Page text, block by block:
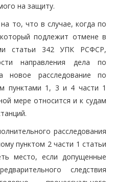
на защиту.
то, что в случае, когда по
подлежит отмене в
статьи 342 УПК РСФСР,
направления дела по
новое расследование по
пунктами 1, 3 и 4 части 1
мере относится и к судам
расследования
пунктом 2 части 1 статьи
место, если допущенные
следствия